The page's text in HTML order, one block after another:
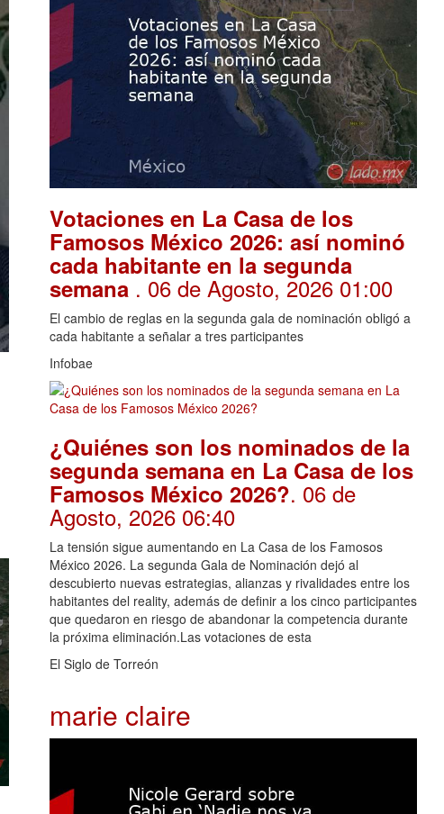
Votaciones en La Casa de los
Famosos México 2026: así nominó
cada habitante en la segunda
semana . 06 de Agosto, 2026 01:00
El cambio de reglas en la segunda gala de nominación obligó a
cada habitante a señalar a tres participantes
Infobae
¿Quiénes son los nominados de la
segunda semana en La Casa de los
Famosos México 2026?. 06 de
Agosto, 2026 06:40
La tensión sigue aumentando en La Casa de los Famosos
México 2026. La segunda Gala de Nominación dejó al
descubierto nuevas estrategias, alianzas y rivalidades entre los
habitantes del reality, además de definir a los cinco participantes
que quedaron en riesgo de abandonar la competencia durante
la próxima eliminación.Las votaciones de esta
El Siglo de Torreón
marie claire